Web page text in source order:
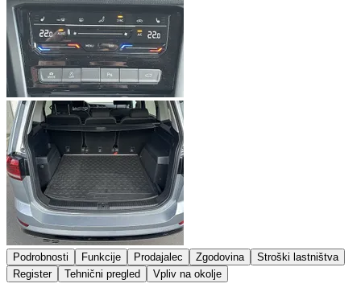
Podrobnosti Funkcije Prodajalec Zgodovina
Stroški lastništva
Register
Tehnični pregled Vpliv na okolje